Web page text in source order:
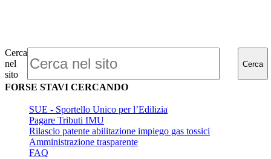
Cerca
nel
sito
Cerca
FORSE STAVI CERCANDO
SUE - Sportello Unico per l’Edilizia
Pagare Tributi IMU
Rilascio patente abilitazione impiego gas tossici
Amministrazione trasparente
FAQ